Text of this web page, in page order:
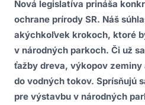
Nová legislatíva prináša
ochrane prírody SR. Náš
akýchkoľvek krokoch, ktoré
v národných parkoch. Či už
ťažby dreva, výkopov zeminy
do vodných tokov. Sprísňujú
pre výstavbu v národných